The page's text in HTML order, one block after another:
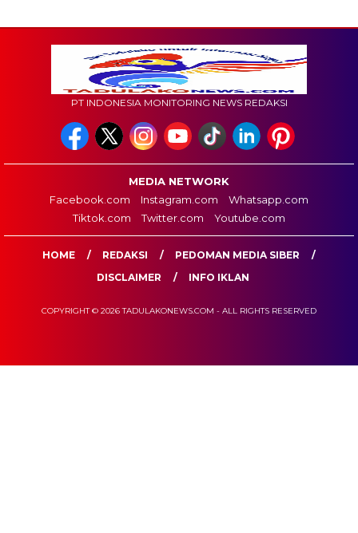
PT INDONESIA MONITORING NEWS REDAKSI
MEDIA NETWORK
Facebook.com
Instagram.com
Whatsapp.com
Tiktok.com
Twitter.com Youtube.com
HOME REDAKSI
PEDOMAN MEDIA SIBER
DISCLAIMER
INFO IKLAN
COPYRIGHT © 2026 TADULAKONEWS.COM - ALL RIGHTS RESERVED